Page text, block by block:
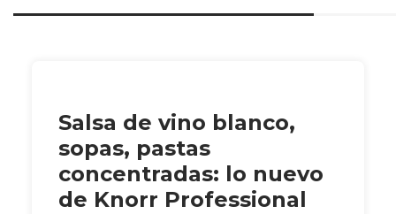
Salsa de vino blanco,
sopas, pastas
concentradas: lo nuevo
de Knorr Professional